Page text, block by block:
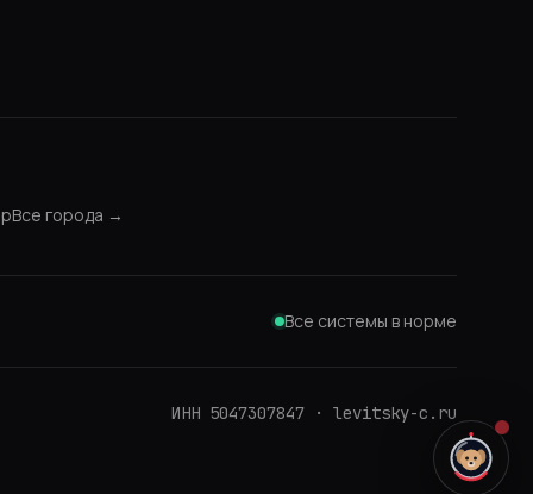
Все города →
Все системы в норме
ИНН 5047307847 · levitsky-c.ru